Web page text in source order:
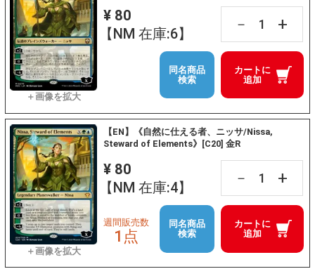
¥ 80
【NM 在庫:6】
－ +
カートに
追加
同名商品
検索
【EN】《自然に仕える者、ニッサ/Nissa,
Steward of Elements》[C20] 金R
¥ 80
【NM 在庫:4】
－ +
カートに
追加
週間販売数
1点
同名商品
検索